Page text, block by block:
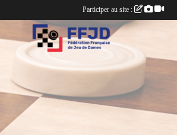
Participer au site :